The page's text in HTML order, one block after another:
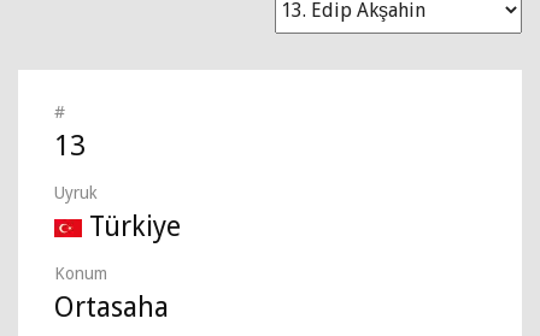
#
13
Uyruk
Türkiye
Konum
Ortasaha